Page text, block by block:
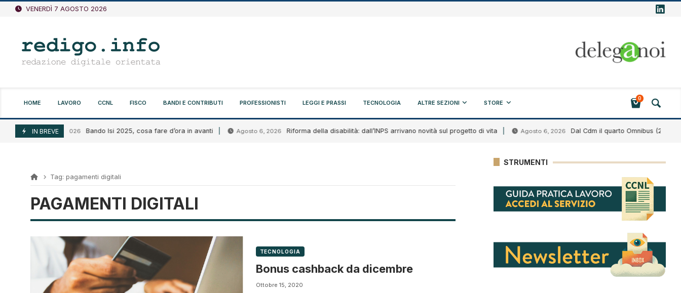
Vai
VENERDÌ 7 AGOSTO 2026
HOME LAVORO CCNL FISCO BANDI E CONTRIBUTI PROFESSIONISTI LEGGI E PRASSI TECNOLOGIA ALTRE SEZIONI STORE
0
IN BREVE
Agosto 6, 2026 Bando Isi 2025, cosa fare d’ora in avanti Agosto 6, 2026 Riforma della disabilità: dall’INPS arrivano novità sul progetto di vita Agosto 6, 2026 Dal Cdm il quarto Omnibus (2026)
Tag: pagamenti digitali
PAGAMENTI DIGITALI
TECNOLOGIA
Bonus cashback da dicembre
Ottobre 15, 2020
STRUMENTI